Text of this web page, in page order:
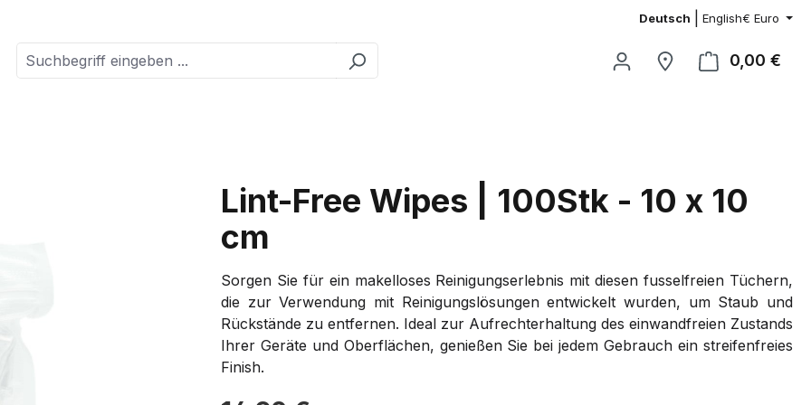
Deutsch English€ Euro
0,00 €
Lint-Free Wipes | 100Stk - 10 x 10
cm
Sorgen Sie für ein makelloses Reinigungserlebnis mit diesen fusselfreien Tüchern,
die zur Verwendung mit Reinigungslösungen entwickelt wurden, um Staub und
Rückstände zu entfernen. Ideal zur Aufrechterhaltung des einwandfreien Zustands
Ihrer Geräte und Oberflächen, genießen Sie bei jedem Gebrauch ein streifenfreies
Finish.